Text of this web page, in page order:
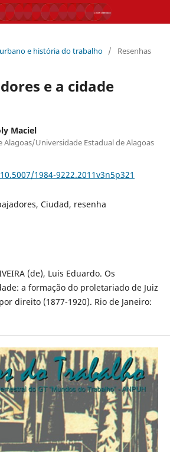
e história do trabalho / Resenhas
e a cidade
Maciel
Alagoas/Universidade Estadual de Alagoas
1984-9222.2011v3n5p321
Ciudad, resenha
(de), Luis Eduardo. Os
a formação do proletariado de Juiz
direito (1877-1920). Rio de Janeiro: